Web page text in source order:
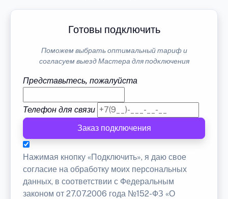
Готовы подключить
Поможем выбрать оптимальный тариф и
согласуем выезд Мастера для подключения
Представьтесь, пожалуйста
Телефон для связи
Заказ подключения
Нажимая кнопку «Подключить», я даю свое
согласие на обработку моих персональных
данных, в соответствии с Федеральным
законом от 27.07.2006 года №152-ФЗ «О